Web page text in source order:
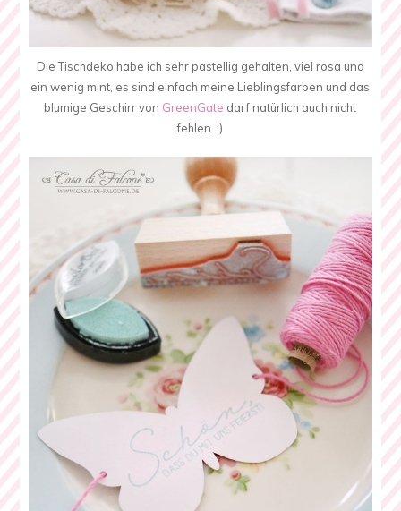
Die Tischdeko habe ich sehr pastellig gehalten, viel rosa und
ein wenig mint, es sind einfach meine Lieblingsfarben und das
blumige Geschirr von GreenGate darf natürlich auch nicht
fehlen. ;)